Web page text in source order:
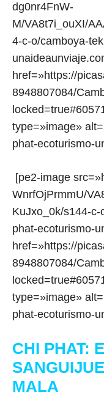
dg0nr4FnW-
M/VA8t7i_ouXI/
4-c-o/camboya-
href=»https://
8948807084/
type=»image»
phat-ecoturismo-
[pe2-image
WnrfOjPrmmU/
KuJxo_0k/s144-
phat-ecoturismo-
href=»https://
8948807084/
type=»image»
phat-ecoturismo-
CHI PHAT:
MALA